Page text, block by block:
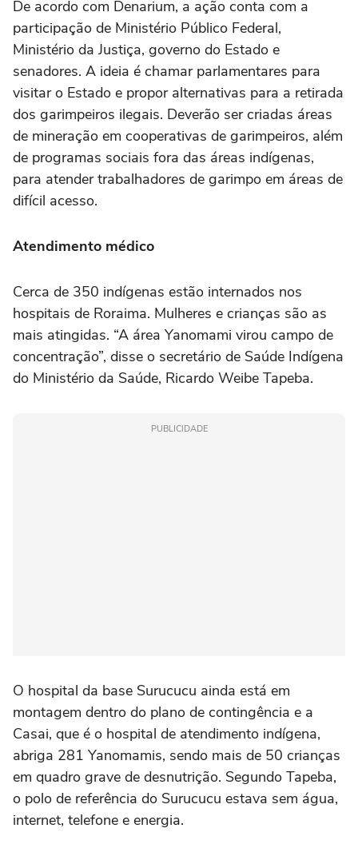
De acordo com Denarium, a ação conta com a
participação de Ministério Público Federal,
Ministério da Justiça, governo do Estado e
senadores. A ideia é chamar parlamentares para
visitar o Estado e propor alternativas para a retirada
dos garimpeiros ilegais. Deverão ser criadas áreas
de mineração em cooperativas de garimpeiros, além
de programas sociais fora das áreas indígenas,
para atender trabalhadores de garimpo em áreas de
difícil acesso.
Atendimento médico
Cerca de 350 indígenas estão internados nos
hospitais de Roraima. Mulheres e crianças são as
mais atingidas. “A área Yanomami virou campo de
concentração”, disse o secretário de Saúde Indígena
do Ministério da Saúde, Ricardo Weibe Tapeba.
PUBLICIDADE
O hospital da base Surucucu ainda está em
montagem dentro do plano de contingência e a
Casai, que é o hospital de atendimento indígena,
abriga 281 Yanomamis, sendo mais de 50 crianças
em quadro grave de desnutrição. Segundo Tapeba,
o polo de referência do Surucucu estava sem água,
internet, telefone e energia.